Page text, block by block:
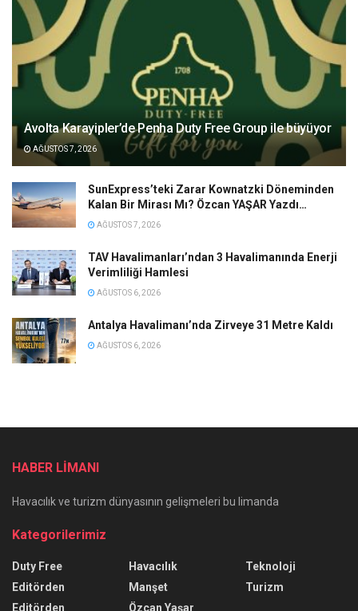
Avolta Karayipler’de Penha Duty Free Group ile büyüyor
AĞUSTOS 7, 2026
SunExpress’teki Zarar Kownatzki Döneminden
Kalan Bir Mirası Mı? Özcan YAŞAR Yazdı…
AĞUSTOS 7, 2026
TAV Havalimanları’ndan 3 Havalimanında Enerji
Verimliliği Hamlesi
AĞUSTOS 6, 2026
Antalya Havalimanı’nda Zirveye 31 Metre Kaldı
AĞUSTOS 6, 2026
HABER LİMANI
Havacılık ve turizm dünyasının gelişmeleri bu limanda
Kategorilerimiz
Duty Free
Editörden
Editörden
Havacılık
Manşet
Özcan Yaşar
Teknoloji
Turizm